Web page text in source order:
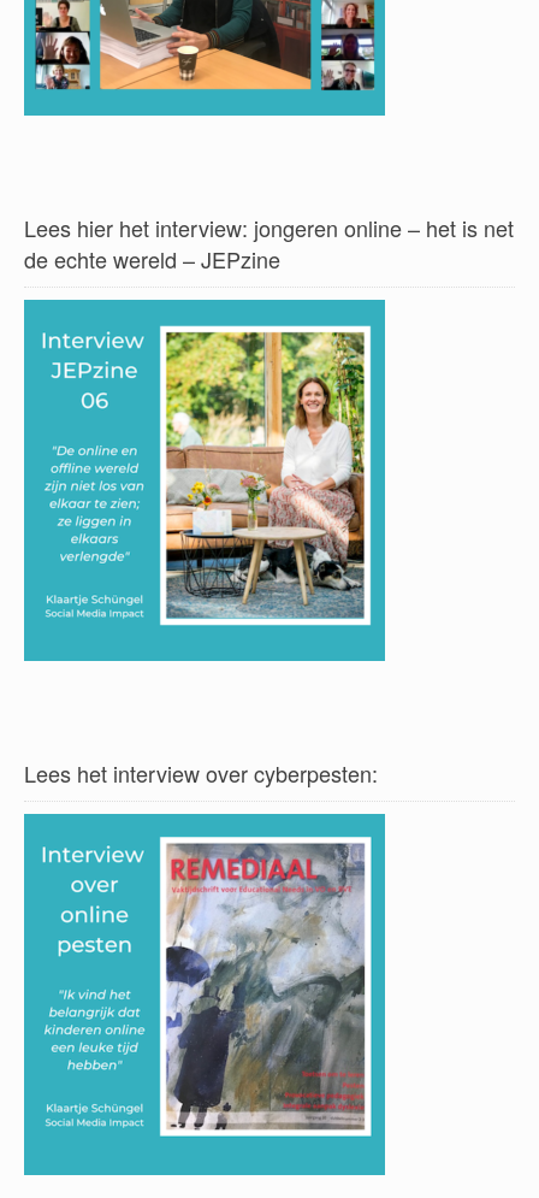
Lees hier het interview: jongeren online – het is net
de echte wereld – JEPzine
Lees het interview over cyberpesten: